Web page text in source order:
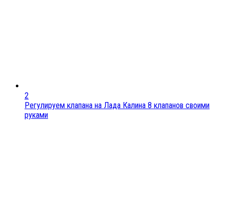
2
Регулируем клапана на Лада Калина 8 клапанов своими
руками